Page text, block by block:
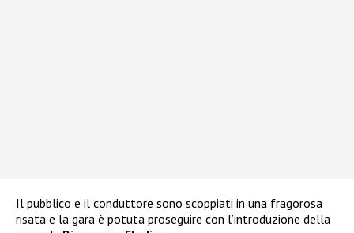
Il pubblico e il conduttore sono scoppiati in una fragorosa
risata e la gara è potuta proseguire con l’introduzione della